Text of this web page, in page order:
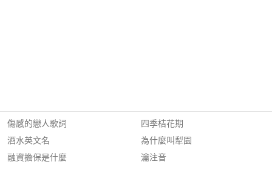
傷感的戀人歌詞
酒水英文名
融資擔保是什麼
四季桔花期
為什麼叫犁園
瀹注音